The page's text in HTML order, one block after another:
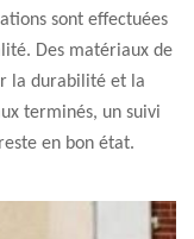
sont effectuées
Des matériaux de
la durabilité et la
terminés, un suivi
en bon état.